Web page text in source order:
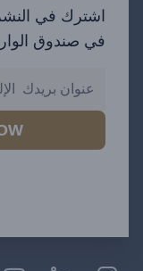
اشترك في
في صندوق